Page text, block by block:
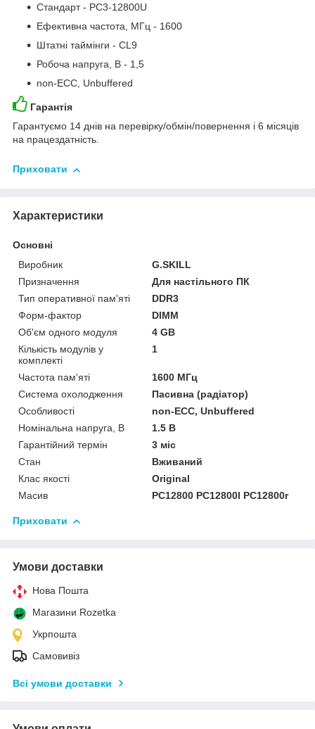
Стандарт - PC3-12800U
Ефективна частота, МГц - 1600
Штатні таймінги - CL9
Робоча напруга, В - 1,5
non-ECC, Unbuffered
Гарантія
Гарантуємо 14 днів на перевірку/обмін/повернення і 6 місяців
на працездатність.
Приховати
Характеристики
Основні
Виробник
G.SKILL
Призначення
Для настільного ПК
Тип оперативної пам'яті
DDR3
Форм-фактор
DIMM
Об'єм одного модуля
4 GB
Кількість модулів у
комплекті
1
Частота пам'яті
1600 МГц
Система охолодження
Пасивна (радіатор)
Особливості
non-ECC, Unbuffered
Номінальна напруга, В
1.5 В
Гарантійний термін
3 міс
Стан
Вживаний
Клас якості
Original
Масив
PC12800 PC12800l PC12800r
Приховати
Умови доставки
Нова Пошта
Магазини Rozetka
Укрпошта
Самовивіз
Всі умови доставки